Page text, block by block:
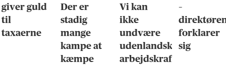
giver guld
til
taxaerne
Der er
stadig
mange
kampe at
kæmpe
Vi kan
ikke
undvære
udenlandsk
arbejdskraft
–
forklarer
sig